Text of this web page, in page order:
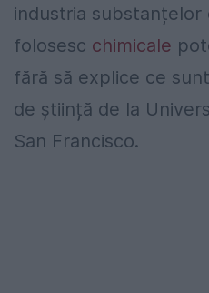
industria substanțelor
folosesc chimicale
fără să explice ce
de știință de la
San Francisco.